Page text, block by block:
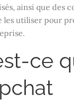
ainsi que des
les utiliser pour
ce